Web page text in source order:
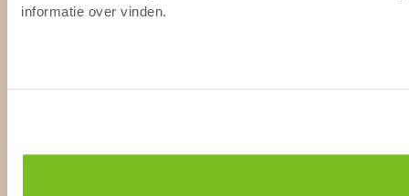
informatie over vinden.